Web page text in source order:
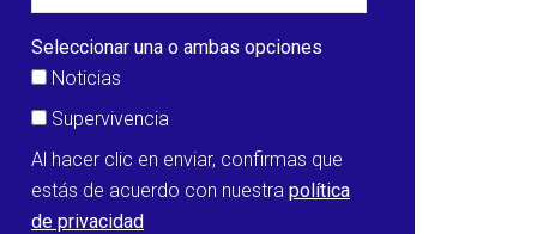
Seleccionar una o ambas opciones
Noticias
Supervivencia
Al hacer clic en enviar, confirmas que
estás de acuerdo con nuestra política
de privacidad